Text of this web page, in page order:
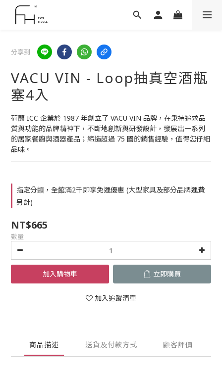
分享到
VACU VIN - Loop抽真空酒瓶
塞4入
荷蘭 ICC 企業於 1987 年創立了 VACU VIN 品牌，在秉持追求品
質與功能的品牌精神下，不斷地創新與研發設計，發展出一系列
的居家餐廚與酒器產品；締造超過 75 國的銷售經驗，值得您仔細
品味。
指定分類，全館滿2千即享免運優惠 (大型家具及部分品牌運費
另計)
NT$665
數量
加入購物車 立即購買
加入追蹤清單
商品描述 送貨及付款方式 顧客評價